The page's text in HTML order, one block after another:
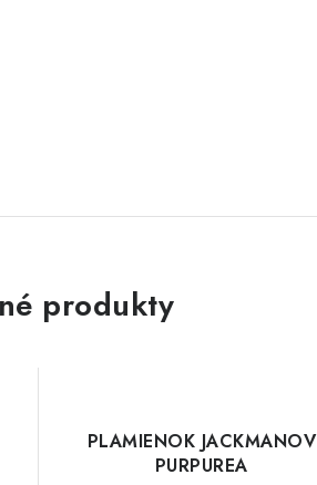
produkty
PLAMIENOK JACKMANOV
PURPUREA